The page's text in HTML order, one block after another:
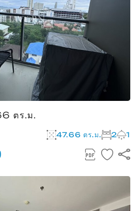
ตร.ม.
47.66 ตร.ม. 2 1